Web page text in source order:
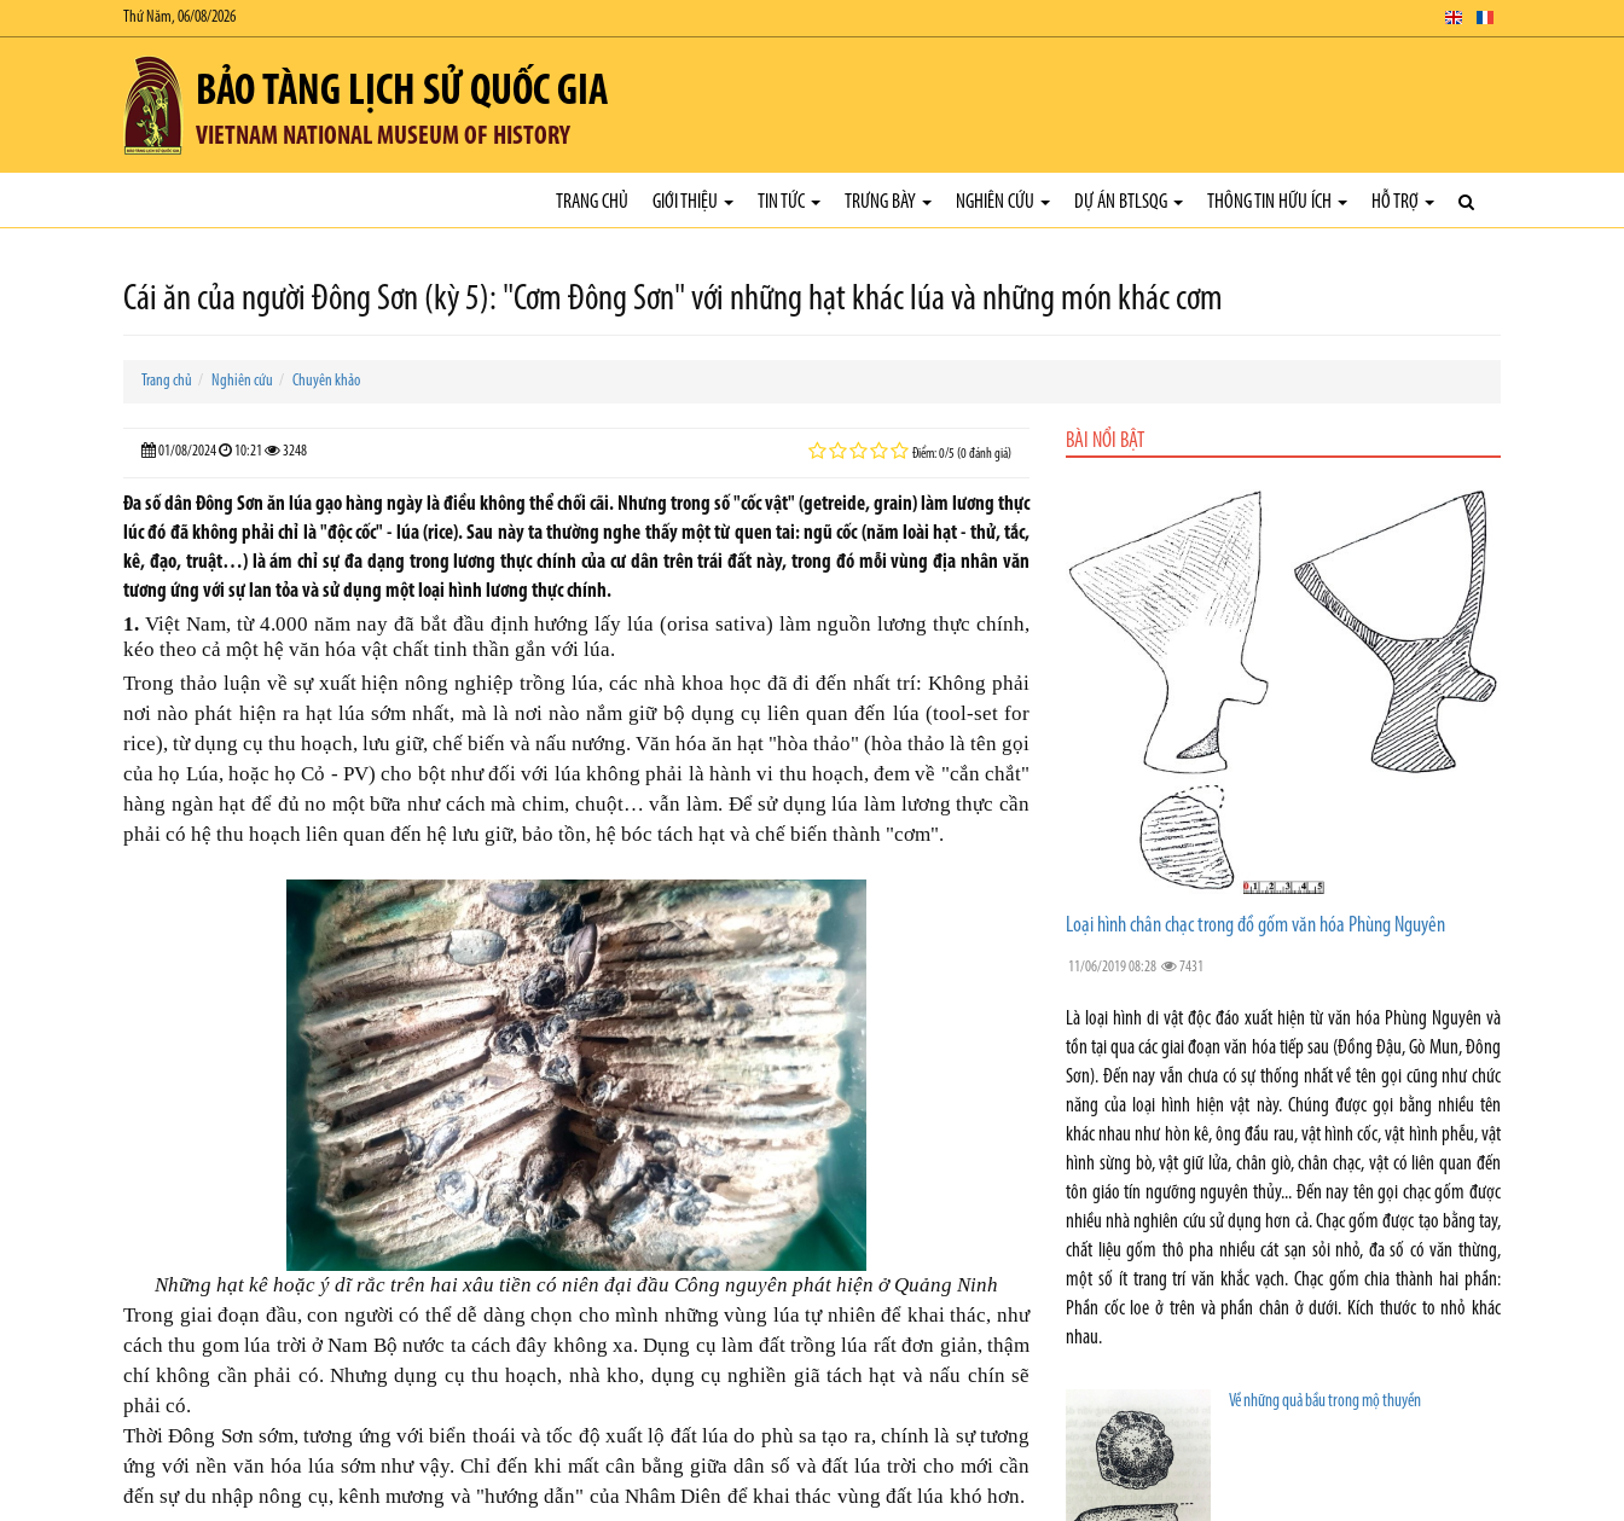
Thứ Năm, 06/08/2026
BẢO TÀNG LỊCH SỬ QUỐC GIA
VIETNAM NATIONAL MUSEUM OF HISTORY
TRANG CHỦ GIỚI THIỆU TIN TỨC TRƯNG BÀY NGHIÊN CỨU DỰ ÁN BTLSQG THÔNG TIN HỮU ÍCH HỖ TRỢ
Cái ăn của người Đông Sơn (kỳ 5): "Cơm Đông Sơn" với những hạt khác lúa và những món khác cơm
Trang chủ Nghiên cứu Chuyên khảo
01/08/2024 10:21 3248 Điểm: 0/5 (0 đánh giá)
Đa số dân Đông Sơn ăn lúa gạo hàng ngày là điều không thể chối cãi. Nhưng trong số "cốc vật" (getreide, grain) làm lương thực
lúc đó đã không phải chỉ là "độc cốc" - lúa (rice). Sau này ta thường nghe thấy một từ quen tai: ngũ cốc (năm loài hạt - thử, tắc,
kê, đạo, truật…) là ám chỉ sự đa dạng trong lương thực chính của cư dân trên trái đất này, trong đó mỗi vùng địa nhân văn
tương ứng với sự lan tỏa và sử dụng một loại hình lương thực chính.
1. Việt Nam, từ 4.000 năm nay đã bắt đầu định hướng lấy lúa (orisa sativa) làm nguồn lương thực chính,
kéo theo cả một hệ văn hóa vật chất tinh thần gắn với lúa.
Trong thảo luận về sự xuất hiện nông nghiệp trồng lúa, các nhà khoa học đã đi đến nhất trí: Không phải
nơi nào phát hiện ra hạt lúa sớm nhất, mà là nơi nào nắm giữ bộ dụng cụ liên quan đến lúa (tool-set for
rice), từ dụng cụ thu hoạch, lưu giữ, chế biến và nấu nướng. Văn hóa ăn hạt "hòa thảo" (hòa thảo là tên gọi
của họ Lúa, hoặc họ Cỏ - PV) cho bột như đối với lúa không phải là hành vi thu hoạch, đem về "cắn chắt"
hàng ngàn hạt để đủ no một bữa như cách mà chim, chuột… vẫn làm. Để sử dụng lúa làm lương thực cần
phải có hệ thu hoạch liên quan đến hệ lưu giữ, bảo tồn, hệ bóc tách hạt và chế biến thành "cơm".
Những hạt kê hoặc ý dĩ rắc trên hai xâu tiền có niên đại đầu Công nguyên phát hiện ở Quảng Ninh
Trong giai đoạn đầu, con người có thể dễ dàng chọn cho mình những vùng lúa tự nhiên để khai thác, như
cách thu gom lúa trời ở Nam Bộ nước ta cách đây không xa. Dụng cụ làm đất trồng lúa rất đơn giản, thậm
chí không cần phải có. Nhưng dụng cụ thu hoạch, nhà kho, dụng cụ nghiền giã tách hạt và nấu chín sẽ
phải có.
Thời Đông Sơn sớm, tương ứng với biển thoái và tốc độ xuất lộ đất lúa do phù sa tạo ra, chính là sự tương
ứng với nền văn hóa lúa sớm như vậy. Chỉ đến khi mất cân bằng giữa dân số và đất lúa trời cho mới cần
đến sự du nhập nông cụ, kênh mương và "hướng dẫn" của Nhâm Diên để khai thác vùng đất lúa khó hơn.
BÀI NỔI BẬT
Loại hình chân chạc trong đồ gốm văn hóa Phùng Nguyên
11/06/2019 08:28 7431
Là loại hình di vật độc đáo xuất hiện từ văn hóa Phùng Nguyên và
tồn tại qua các giai đoạn văn hóa tiếp sau (Đồng Đậu, Gò Mun, Đông
Sơn). Đến nay vẫn chưa có sự thống nhất về tên gọi cũng như chức
năng của loại hình hiện vật này. Chúng được gọi bằng nhiều tên
khác nhau như hòn kê, ông đầu rau, vật hình cốc, vật hình phễu, vật
hình sừng bò, vật giữ lửa, chân giò, chân chạc, vật có liên quan đến
tôn giáo tín ngưỡng nguyên thủy... Đến nay tên gọi chạc gốm được
nhiều nhà nghiên cứu sử dụng hơn cả. Chạc gốm được tạo bằng tay,
chất liệu gốm thô pha nhiều cát sạn sỏi nhỏ, đa số có văn thừng,
một số ít trang trí văn khắc vạch. Chạc gốm chia thành hai phần:
Phần cốc loe ở trên và phần chân ở dưới. Kích thước to nhỏ khác
nhau.
Về những quả bầu trong mộ thuyền